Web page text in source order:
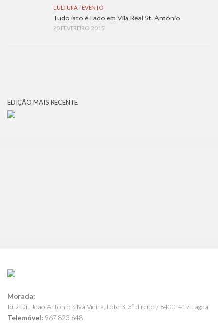
CULTURA/ EVENTO
Tudo isto é Fado em Vila Real St. António
20 FEVEREIRO, 2015
EDIÇÃO MAIS RECENTE
Morada:
Rua Dr. João António Silva Vieira, Lote 3, 3º direito / 8400-417 Lagoa
Telemóvel: 967 823 648